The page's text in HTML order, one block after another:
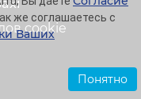
cookie
же соглашаетесь с
Ваших
Понятно